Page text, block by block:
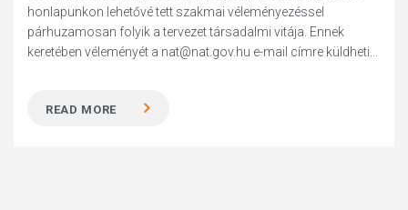
honlapunkon lehetővé tett szakmai véleményezéssel
párhuzamosan folyik a tervezet társadalmi vitája. Ennek
keretében véleményét a nat@nat.gov.hu e-mail címre küldheti...
READ MORE